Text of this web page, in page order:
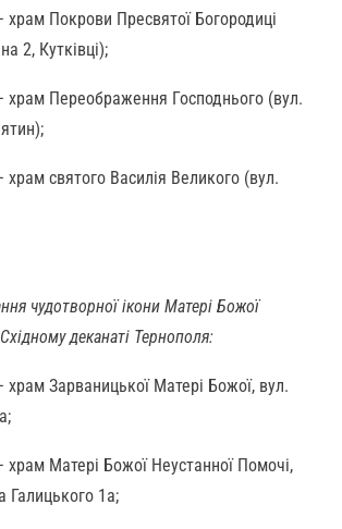
храм Покрови Пресвятої Богородиці
2, Кутківці);
храм Переображення Господнього (вул.
храм святого Василія Великого (вул.
чудотворної ікони Матері Божої
деканаті Тернополя:
храм Зарваницької Матері Божої, вул.
храм Матері Божої Неустанної Помочі,
Галицького 1а;